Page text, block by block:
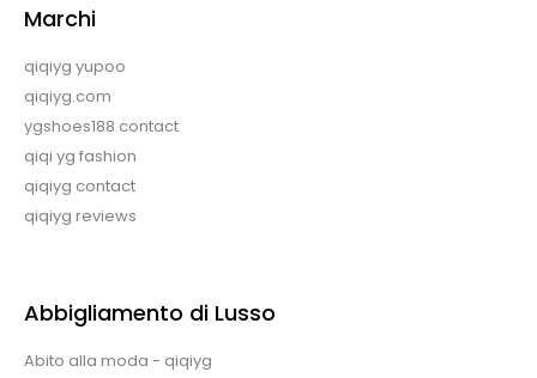
Marchi
qiqiyg yupoo
qiqiyg.com
ygshoes188 contact
qiqi yg fashion
qiqiyg contact
qiqiyg reviews
Abbigliamento di Lusso
Abito alla moda - qiqiyg